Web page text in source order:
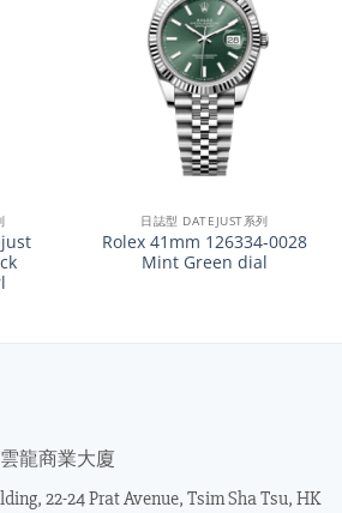
日誌型 DATEJUST系列
Rolex 41mm 126334-0028
Mint Green dial
龍商業大廈
22-24 Prat Avenue, Tsim Sha Tsu, HK